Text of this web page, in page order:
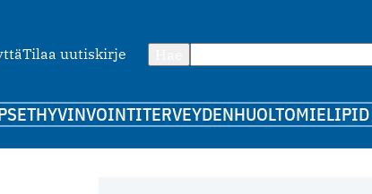
Tilaa uutiskirje
HYVINVOINTITERVEYDENHUOLTOMIELIPIDE